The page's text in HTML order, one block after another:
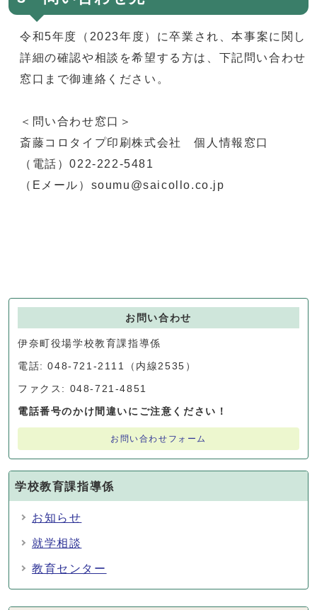
令和5年度（2023年度）に卒業され、本事案に関し
詳細の確認や相談を希望する方は、下記問い合わせ
窓口まで御連絡ください。
＜問い合わせ窓口＞
斎藤コロタイプ印刷株式会社 個人情報窓口
（電話）022-222-5481
（Eメール）soumu@saicollo.co.jp
お問い合わせ
伊奈町役場学校教育課指導係
電話: 048-721-2111（内線2535）
ファクス: 048-721-4851
電話番号のかけ間違いにご注意ください！
お問い合わせフォーム
学校教育課指導係
お知らせ
就学相談
教育センター